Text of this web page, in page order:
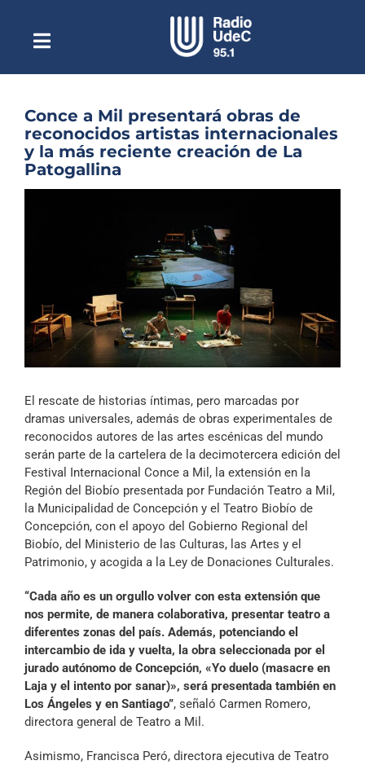
contenidoToggle
NavigationEscuchar Radio UdeC en vivo
Quiénes Somos
Programación
Reportajes
Columnas
Música Clásica
Especiales
Conce a Mil presentará obras de
reconocidos artistas internacionales
y la más reciente creación de La
Patogallina
El rescate de historias íntimas, pero marcadas por
dramas universales, además de obras experimentales de
reconocidos autores de las artes escénicas del mundo
serán parte de la cartelera de la decimotercera edición del
Festival Internacional Conce a Mil, la extensión en la
Región del Biobío presentada por Fundación Teatro a Mil,
la Municipalidad de Concepción y el Teatro Biobío de
Concepción, con el apoyo del Gobierno Regional del
Biobío, del Ministerio de las Culturas, las Artes y el
Patrimonio, y acogida a la Ley de Donaciones Culturales.
“Cada año es un orgullo volver con esta extensión que
nos permite, de manera colaborativa, presentar teatro a
diferentes zonas del país. Además, potenciando el
intercambio de ida y vuelta, la obra seleccionada por el
jurado autónomo de Concepción, «Yo duelo (masacre en
Laja y el intento por sanar)», será presentada también en
Los Ángeles y en Santiago”, señaló Carmen Romero,
directora general de Teatro a Mil.
Asimismo, Francisca Peró, directora ejecutiva de Teatro